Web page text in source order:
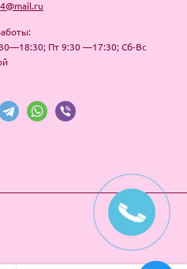
Пт 9:30 —17:30; Сб-Вс